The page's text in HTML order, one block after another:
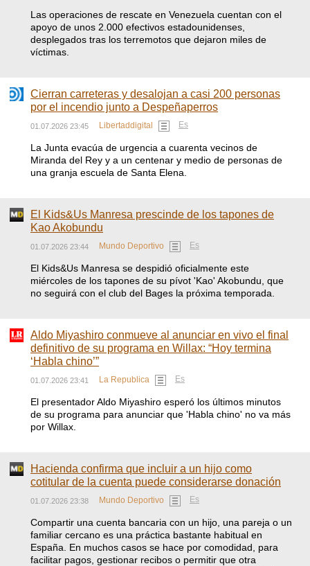
Las operaciones de rescate en Venezuela cuentan con el
apoyo de unos 2.000 efectivos estadounidenses,
desplegados tras los terremotos que dejaron miles de
víctimas.
Cierran carreteras y desalojan a casi 200 personas
por el incendio junto a Despeñaperros
01.07.2026 23:45 Libertaddigital Es
La Junta evacúa de urgencia a cuarenta vecinos de
Miranda del Rey y a un centenar y medio de personas de
una granja escuela de Santa Elena.
El Kids&Us Manresa prescinde de los tapones de
Kao Akobundu
01.07.2026 23:44 Mundo Deportivo Es
El Kids&Us Manresa se despidió oficialmente este
miércoles de los tapones de su pívot 'Kao' Akobundu, que
no seguirá con el club del Bages la próxima temporada.
Aldo Miyashiro conmueve al anunciar en vivo el final
definitivo de su programa en Willax: “Hoy termina
‘Habla chino’”
01.07.2026 23:41 La Republica Es
El presentador Aldo Miyashiro esperó los últimos minutos
de su programa para anunciar que 'Habla chino' no va más
por Willax.
Hacienda confirma que incluir a un hijo como
cotitular de la cuenta puede considerarse donación
01.07.2026 23:38 Mundo Deportivo Es
Compartir una cuenta bancaria con un hijo, una pareja o un
familiar cercano es una práctica bastante habitual en
España. En muchos casos se hace por comodidad, para
facilitar pagos, gestionar recibos o permitir que otra